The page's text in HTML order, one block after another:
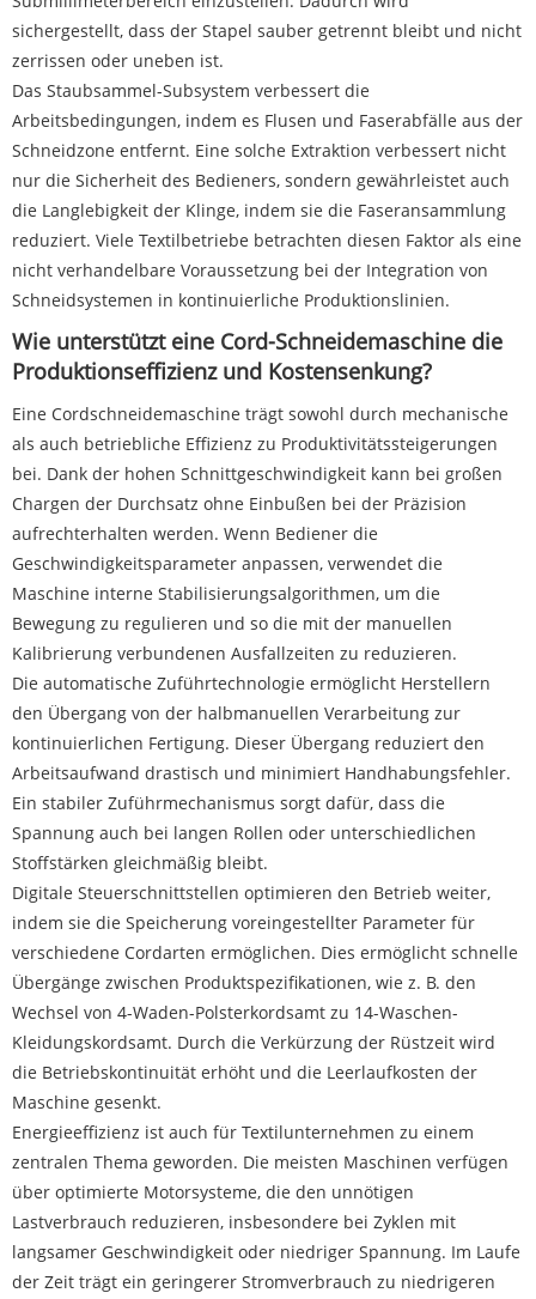
sichergestellt, dass der Stapel sauber getrennt bleibt und nicht
zerrissen oder uneben ist.
Das Staubsammel-Subsystem verbessert die
Arbeitsbedingungen, indem es Flusen und Faserabfälle aus der
Schneidzone entfernt. Eine solche Extraktion verbessert nicht
nur die Sicherheit des Bedieners, sondern gewährleistet auch
die Langlebigkeit der Klinge, indem sie die Faseransammlung
reduziert. Viele Textilbetriebe betrachten diesen Faktor als eine
nicht verhandelbare Voraussetzung bei der Integration von
Schneidsystemen in kontinuierliche Produktionslinien.
Wie unterstützt eine Cord-Schneidemaschine die
Produktionseffizienz und Kostensenkung?
Eine Cordschneidemaschine trägt sowohl durch mechanische
als auch betriebliche Effizienz zu Produktivitätssteigerungen
bei. Dank der hohen Schnittgeschwindigkeit kann bei großen
Chargen der Durchsatz ohne Einbußen bei der Präzision
aufrechterhalten werden. Wenn Bediener die
Geschwindigkeitsparameter anpassen, verwendet die
Maschine interne Stabilisierungsalgorithmen, um die
Bewegung zu regulieren und so die mit der manuellen
Kalibrierung verbundenen Ausfallzeiten zu reduzieren.
Die automatische Zuführtechnologie ermöglicht Herstellern
den Übergang von der halbmanuellen Verarbeitung zur
kontinuierlichen Fertigung. Dieser Übergang reduziert den
Arbeitsaufwand drastisch und minimiert Handhabungsfehler.
Ein stabiler Zuführmechanismus sorgt dafür, dass die
Spannung auch bei langen Rollen oder unterschiedlichen
Stoffstärken gleichmäßig bleibt.
Digitale Steuerschnittstellen optimieren den Betrieb weiter,
indem sie die Speicherung voreingestellter Parameter für
verschiedene Cordarten ermöglichen. Dies ermöglicht schnelle
Übergänge zwischen Produktspezifikationen, wie z. B. den
Wechsel von 4-Waden-Polsterkordsamt zu 14-Waschen-
Kleidungskordsamt. Durch die Verkürzung der Rüstzeit wird
die Betriebskontinuität erhöht und die Leerlaufkosten der
Maschine gesenkt.
Energieeffizienz ist auch für Textilunternehmen zu einem
zentralen Thema geworden. Die meisten Maschinen verfügen
über optimierte Motorsysteme, die den unnötigen
Lastverbrauch reduzieren, insbesondere bei Zyklen mit
langsamer Geschwindigkeit oder niedriger Spannung. Im Laufe
der Zeit trägt ein geringerer Stromverbrauch zu niedrigeren